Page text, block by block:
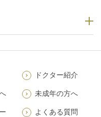
ドクター紹介
未成年の方へ
よくある質問